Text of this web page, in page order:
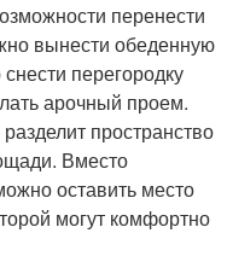
перенести
вынести обеденную
перегородку
арочный проем.
пространство
Вместо
оставить место
могут комфортно